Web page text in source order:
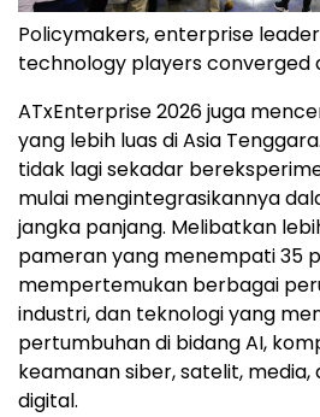
Policymakers, enterprise
technology players converged
ATxEnterprise 2026 juga
yang lebih luas di Asia
tidak lagi sekadar
mulai mengintegrasikannya
jangka panjang. Melibatkan
pameran yang menempati 35
mempertemukan berbagai
industri, dan teknologi yang
pertumbuhan di bidang AI,
keamanan siber, satelit,
digital.